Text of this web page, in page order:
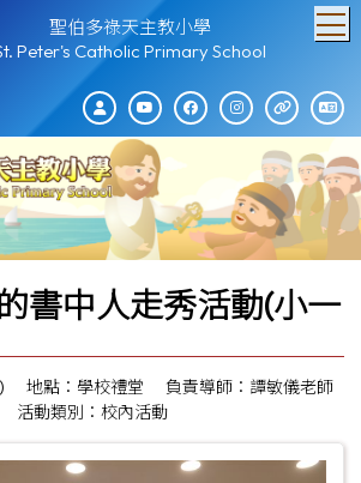
聖伯多祿天主教小學
Peter's Catholic Primary School
地點：學校禮堂
負責導師：譚敏儀老師
活動類別：校內活動